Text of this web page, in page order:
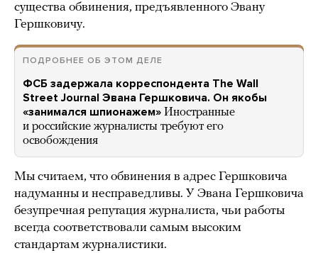
существа обвинения, предъявленного Эвану
Гершковичу.
ПОДРОБНЕЕ ОБ ЭТОМ ДЕЛЕ
ФСБ задержала корреспондента The Wall
Street Journal Эвана Гершковича. Он якобы
«занимался шпионажем» Иностранные
и российские журналисты требуют его
освобождения
Мы считаем, что обвинения в адрес Гершковича
надуманны и несправедливы. У Эвана Гершковича
безупречная репутация журналиста, чьи работы
всегда соответствовали самым высоким
стандартам журналистики.